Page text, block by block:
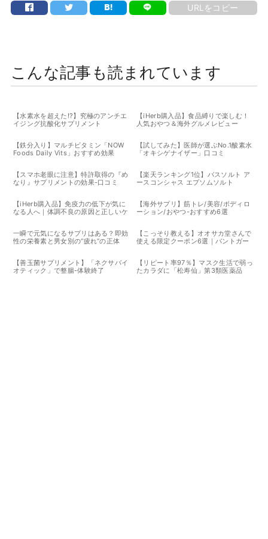
URLをコピー
こんな記事も読まれています
【水素水を超えた!?】究極のアンチエ
イジング抗酸化サプリメント
【iHerb購入品】食品縛りで楽しむ！
人気おやつ＆海外グルメレビュー
【鉄分入り】マルチビタミン「NOW
Foods Daily Vits」おすすめ効果
【試してみた】医師が選ぶNo.1酸素水
「オキシゲナイザー」口コミ
【スマホ老眼に注意】特許取得の『め
なり』サプリメントの効果-口コミ
【楽天ランキング1位】バスソルト ア
ースコンシャス エプソムソルト
【iHerb購入品】免疫力の低下が気に
なる人へ｜体調不良の原因と正しいケ
【海外サプリ】筋トレ/美容/ボディロ
ーション/おやつ-おすすめ6選
一瞬で元気になるサプリはある？即効
性の栄養素と男女別の“疲れ”の正体
【こっそり教える】オオサカ堂さんで
使える限定クーポン6選｜パントガー
【善玉菌サプリメント】「ネクサバイ
オティック」で整腸-体験終了
【リピート率97％】マスク生活で弱っ
たカラダに「松寿仙」第3類医薬品